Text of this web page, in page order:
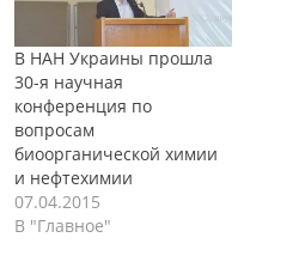
В НАН Украины прошла
30-я научная
конференция по
вопросам
биоорганической химии
и нефтехимии
07.04.2015
В "Главное"